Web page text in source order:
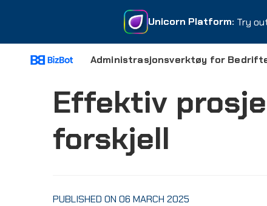
Administrasjonsverktøy for
Effektiv
forskjell
PUBLISHED ON 06 MARCH 2025
Unicorn Platform: Try
Unicorn Platform: Try